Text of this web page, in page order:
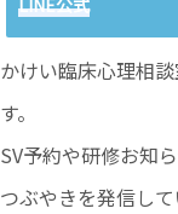
LINE公式
かけい臨床心理相
す。
SV予約や研修お知
つぶやきを発信して